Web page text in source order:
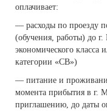
оплачивает:
— расходы по проезду
(обучения, работы) до
экономического
категории «СВ»)
— питание и
момента прибытия в г.
приглашению, до даты